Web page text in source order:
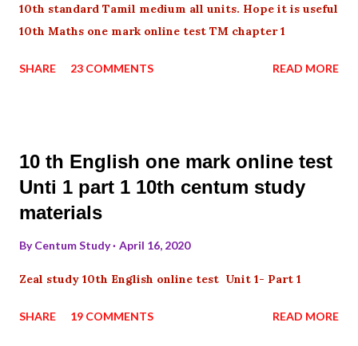
10th standard Tamil medium all units. Hope it is useful
10th Maths one mark online test TM chapter 1
SHARE 23 COMMENTS READ MORE
10 th English one mark online test
Unti 1 part 1 10th centum study
materials
ByCentum Study April 16, 2020
Zeal study 10th English online test Unit 1- Part 1
SHARE 19 COMMENTS READ MORE